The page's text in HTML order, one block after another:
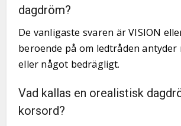
dagdröm?
De vanligaste svaren är VISION
beroende på om ledtråden
eller något bedrägligt.
Vad kallas en orealistisk
korsord?